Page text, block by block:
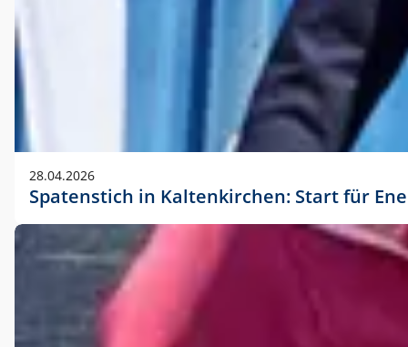
28.04.2026
Spatenstich in Kaltenkirchen: Start für